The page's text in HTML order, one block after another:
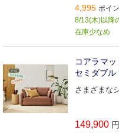
4,995 ポイ
8/13(木)以降
在庫少なめ
コアラマ
セミダブル
さまざまな
149,900